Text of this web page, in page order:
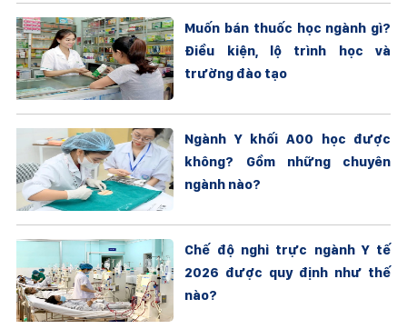
Muốn bán thuốc học ngành gì?
Điều kiện, lộ trình học và
trường đào tạo
Ngành Y khối A00 học được
không? Gồm những chuyên
ngành nào?
Chế độ nghỉ trực ngành Y tế
2026 được quy định như thế
nào?